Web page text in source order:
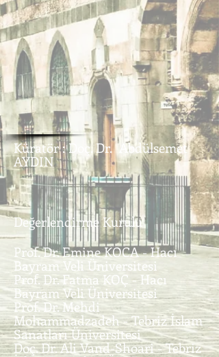
Küratör : Doç. Dr. Abdülsemet
AYDIN
Değerlendirme Kurulu
Prof. Dr. Emine KOCA - Hacı
Bayram Veli Üniversitesi
Prof. Dr. Fatma KOÇ - Hacı
Bayram Veli Üniversitesi
Prof. Dr. Mehdi
Mohammadzadeh - Tebriz İslam
Sanatları Üniversitesi
Doç. Dr. Ali Vand-Shoari - Tebriz